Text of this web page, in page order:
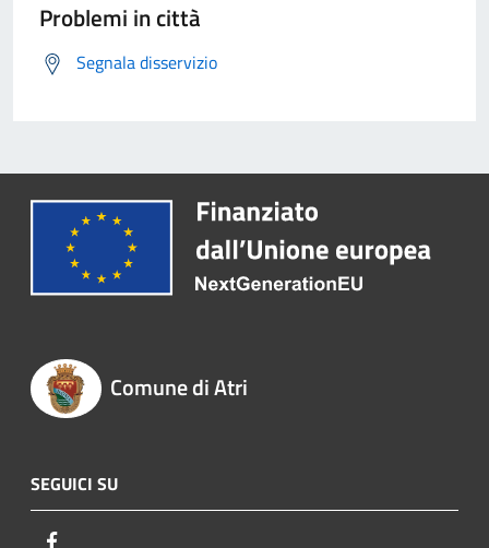
Problemi in città
Segnala disservizio
Comune di Atri
SEGUICI SU